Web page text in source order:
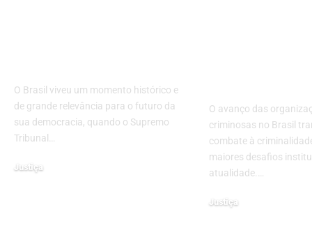
O Brasil viveu um momento histórico e
de grande relevância para o futuro da
sua democracia, quando o Supremo
Tribunal…
Justiça
O avanço das
criminosas no Brasil
combate à
maiores desafios
atualidade.…
Justiça